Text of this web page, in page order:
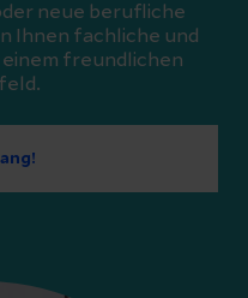
neue berufliche
Ihnen fachliche und
freundlichen